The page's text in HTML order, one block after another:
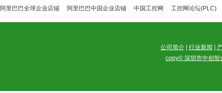
阿里巴巴全球企业店铺 阿里巴巴中国企业店铺 中国工控网 工控网论坛(PLC)
公司简介| 行业新闻 |
copy© 深圳市中创